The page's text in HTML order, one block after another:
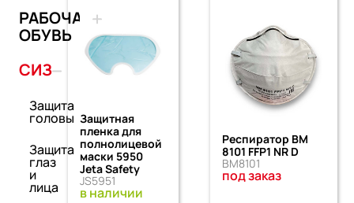
РАБОЧАЯ
ОБУВЬ
СИЗ
Защита
головы
Защита
глаз
и
лица
Защитная
пленка для
полнолицевой
маски 5950
Jeta Safety
JS5951
в наличии
Респиратор ВМ
8101 FFP1 NR D
ВМ8101
под заказ